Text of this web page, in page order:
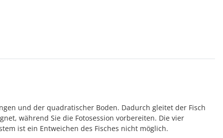
und der quadratischer Boden. Dadurch gleitet der Fisch
während Sie die Fotosession vorbereiten. Die vier
ist ein Entweichen des Fisches nicht möglich.